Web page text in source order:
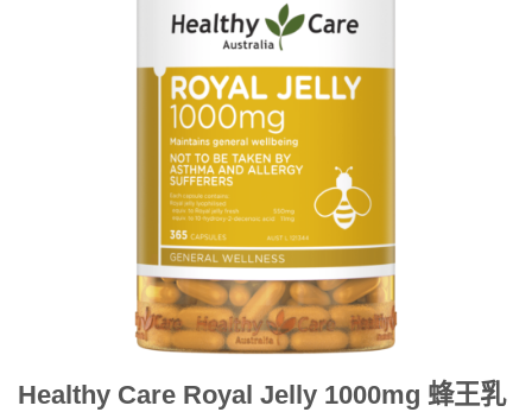
Healthy Care Royal Jelly 1000mg 蜂王乳